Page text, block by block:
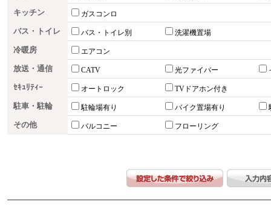
キッチン ガスコンロ
バス・トイレ バス・トイレ別 洗濯機置場
冷暖房 エアコン
放送・通信 CATV 光ファイバー
ｾｷｭﾘﾃｨｰ オートロック TVドアホン付き
駐車・駐輪 駐輪場有り バイク置場有り
その他 バルコニー フローリング